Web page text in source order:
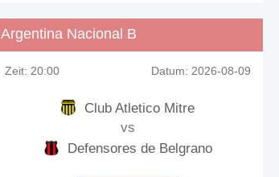
Argentina Nacional B
Zeit: 20:00 Datum: 2026-08-09
Club Atletico Mitre
vs
Defensores de Belgrano